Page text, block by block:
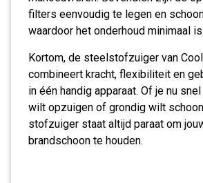
filters eenvoudig te legen en
waardoor het onderhoud minimaal is.
Kortom, de steelstofzuiger van
combineert kracht, flexibiliteit en
in één handig apparaat. Of je nu
wilt opzuigen of grondig wilt
stofzuiger staat altijd paraat om
brandschoon te houden.